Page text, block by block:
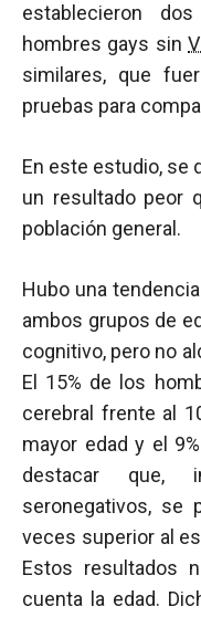
establecieron
hombres gays sin
similares, que
pruebas para
En este estudio, se
un resultado peor
población general.
Hubo una
ambos grupos de
cognitivo, pero no
El 15% de los
cerebral frente al
mayor edad y el
destacar que,
seronegativos, se
veces superior al
Estos resultados
cuenta la edad.